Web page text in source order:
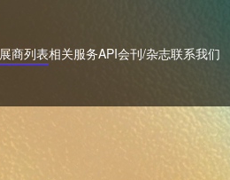
展商列表相关服务API会刊/杂志联系我们